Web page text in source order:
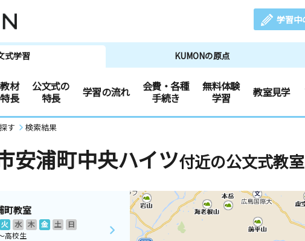
学習中
式学習 KUMONの原点
材
長
公文式の
特長
学習の流れ
会費・各種
手続き
無料体験
学習
教室見学
す 検索結果
安浦町中央ハイツ付近の公文式教室
町教室
火 水 木 金 土
日
高校生